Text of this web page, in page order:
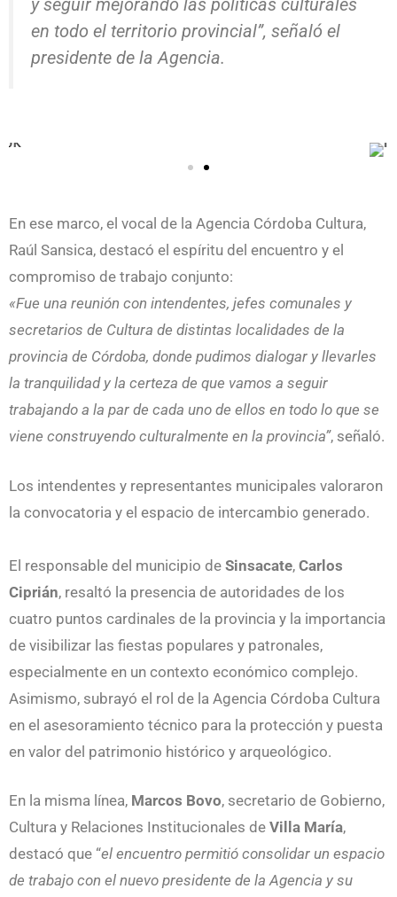
y seguir mejorando las políticas culturales
en todo el territorio provincial”, señaló el
presidente de la Agencia.
En ese marco, el vocal de la Agencia Córdoba Cultura,
Raúl Sansica, destacó el espíritu del encuentro y el
compromiso de trabajo conjunto:
«Fue una reunión con intendentes, jefes comunales y
secretarios de Cultura de distintas localidades de la
provincia de Córdoba, donde pudimos dialogar y llevarles
la tranquilidad y la certeza de que vamos a seguir
trabajando a la par de cada uno de ellos en todo lo que se
viene construyendo culturalmente en la provincia”, señaló.
Los intendentes y representantes municipales valoraron
la convocatoria y el espacio de intercambio generado.
El responsable del municipio de Sinsacate, Carlos
Ciprián, resaltó la presencia de autoridades de los
cuatro puntos cardinales de la provincia y la importancia
de visibilizar las fiestas populares y patronales,
especialmente en un contexto económico complejo.
Asimismo, subrayó el rol de la Agencia Córdoba Cultura
en el asesoramiento técnico para la protección y puesta
en valor del patrimonio histórico y arqueológico.
En la misma línea, Marcos Bovo, secretario de Gobierno,
Cultura y Relaciones Institucionales de Villa María,
destacó que “el encuentro permitió consolidar un espacio
de trabajo con el nuevo presidente de la Agencia y su